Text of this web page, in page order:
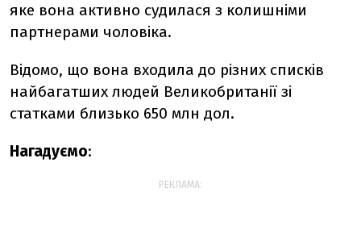
яке вона активно судилася з колишніми
партнерами чоловіка.
Відомо, що вона входила до різних списків
найбагатших людей Великобританії зі
статками близько 650 млн дол.
Нагадуємо:
РЕКЛАМА: